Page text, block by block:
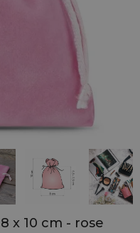
x 10 cm - rose